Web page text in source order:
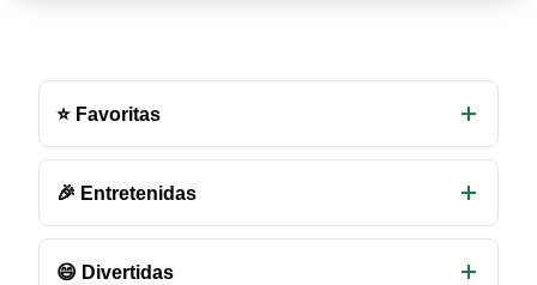
de
chat
disponibles
⭐ Favoritas
🎉 Entretenidas
😄 Divertidas